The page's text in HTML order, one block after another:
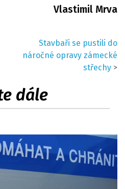
Vlastimil Mrva
Stavbaři se pustili do
náročné opravy zámecké
střechy >
dále